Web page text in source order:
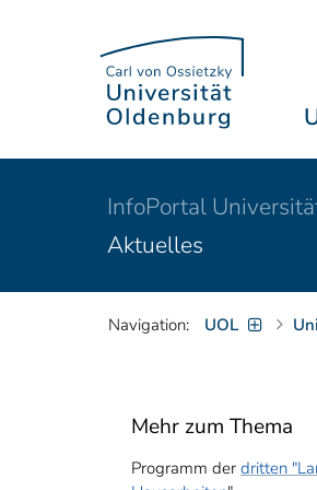
InfoPortal
Aktuelles
Navigation: UOL
Mehr zum Thema
Programm der dritten